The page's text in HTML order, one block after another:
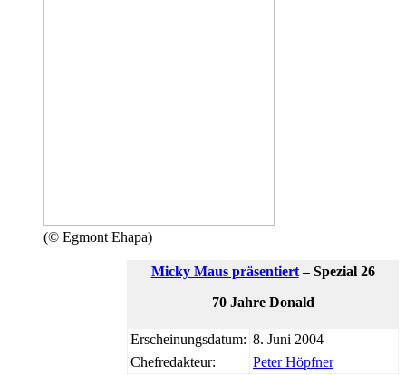
(© Egmont Ehapa)
Micky Maus präsentiert– Spezial 26
70 Jahre Donald
Erscheinungsdatum: 8. Juni 2004
Chefredakteur:
Peter Höpfner